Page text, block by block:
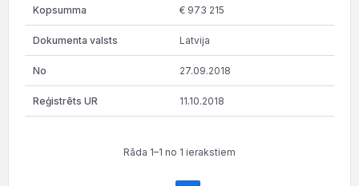
€ 973 215
Latvija
27.09.2018
11.10.2018
Rāda 1–1 no 1 ierakstiem